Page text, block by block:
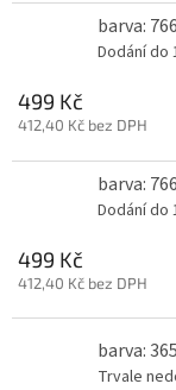
barva:
Dodání do
499 Kč
412,40 Kč bez DPH
barva:
Dodání do
499 Kč
412,40 Kč bez DPH
barva:
Trvale